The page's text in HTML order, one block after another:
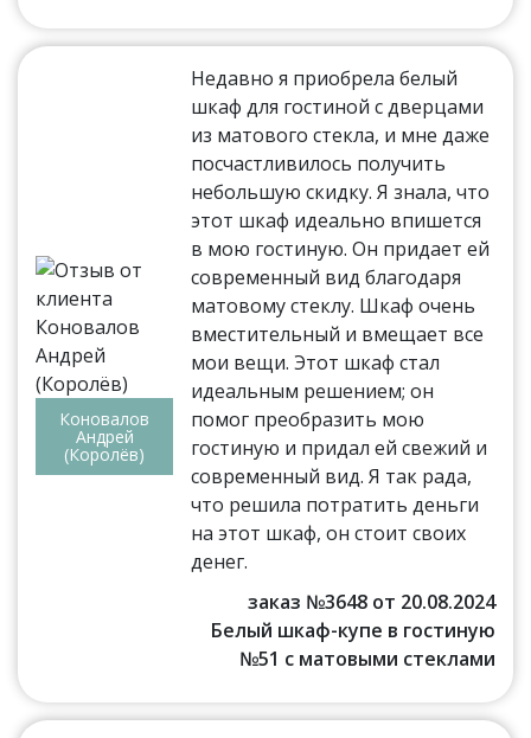
Коновалов
Андрей
(Королёв)
Недавно я приобрела белый
шкаф для гостиной с дверцами
из матового стекла, и мне даже
посчастливилось получить
небольшую скидку. Я знала, что
этот шкаф идеально впишется
в мою гостиную. Он придает ей
современный вид благодаря
матовому стеклу. Шкаф очень
вместительный и вмещает все
мои вещи. Этот шкаф стал
идеальным решением; он
помог преобразить мою
гостиную и придал ей свежий и
современный вид. Я так рада,
что решила потратить деньги
на этот шкаф, он стоит своих
денег.
заказ №3648 от 20.08.2024
Белый шкаф-купе в гостиную
№51 с матовыми стеклами